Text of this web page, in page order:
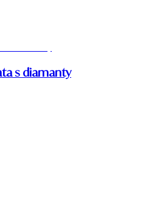
s diamanty